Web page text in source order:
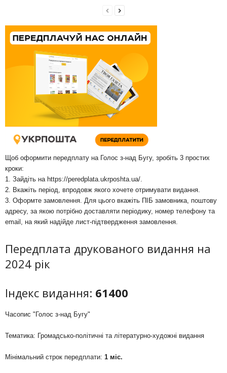
Щоб оформити передплату на Голос з-над Бугу, зробіть 3 простих
кроки:
1. Зайдіть на https://peredplata.ukrposhta.ua/
2. Вкажіть період, впродовж якого хочете отримувати видання.
3. Оформте замовлення. Для цього вкажіть ПІБ замовника, поштову
адресу, за якою потрібно доставляти періодику, номер телефону та
email, на який надійде лист-підтвердження замовлення.
Передплата друкованого видання на
2024 рік
Індекс видання: 61400
Часопис "Голос з-над Бугу"
Тематика: Громадсько-політичні та літературно-художні видання
Мінімальний строк передплати: 1 міс.